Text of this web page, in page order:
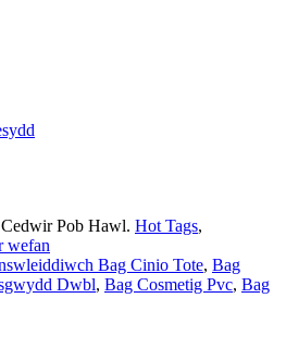
Pob Hawl. Hot Tags,
wefan
Bag Cinio Tote, Bag
Dwbl, Bag Cosmetig Pvc, Bag